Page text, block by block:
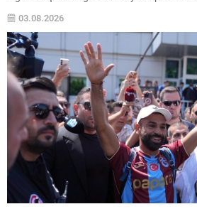
Eşleşmeleri ve Tarihler Beşiktaş, 3. eleme...
03.08.2026